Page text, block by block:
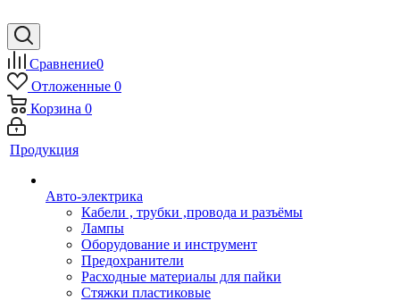
Сравнение0
Отложенные 0
Корзина 0
Продукция
Авто-электрика
Кабели , трубки ,провода и разъёмы
Лампы
Оборудование и инструмент
Предохранители
Расходные материалы для пайки
Стяжки пластиковые